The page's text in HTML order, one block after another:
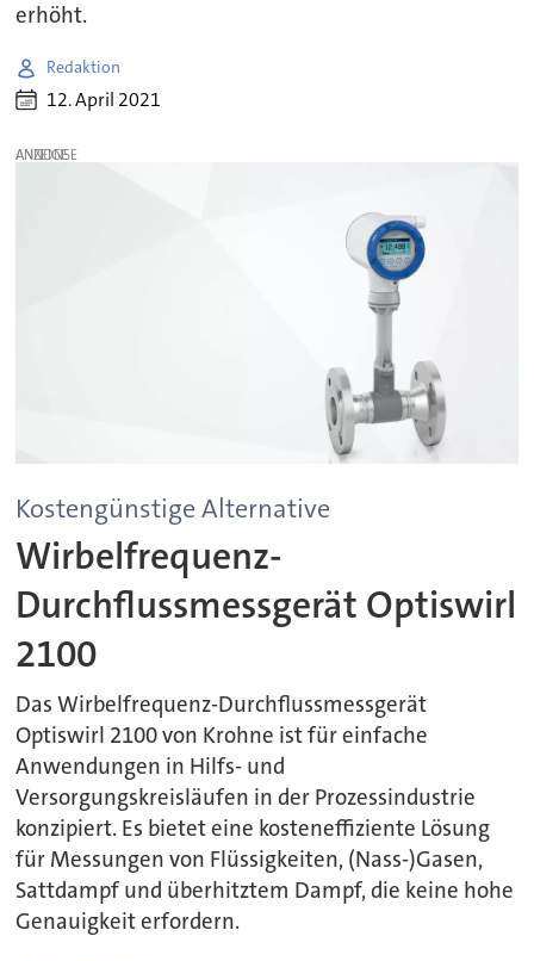
erhöht.
Redaktion
12. April 2021
ANZEIGE
Kostengünstige Alternative
Wirbelfrequenz-
Durchflussmessgerät Optiswirl
2100
Das Wirbelfrequenz-Durchflussmessgerät
Optiswirl 2100 von Krohne ist für einfache
Anwendungen in Hilfs- und
Versorgungskreisläufen in der Prozessindustrie
konzipiert. Es bietet eine kosteneffiziente Lösung
für Messungen von Flüssigkeiten, (Nass-)Gasen,
Sattdampf und überhitztem Dampf, die keine hohe
Genauigkeit erfordern.